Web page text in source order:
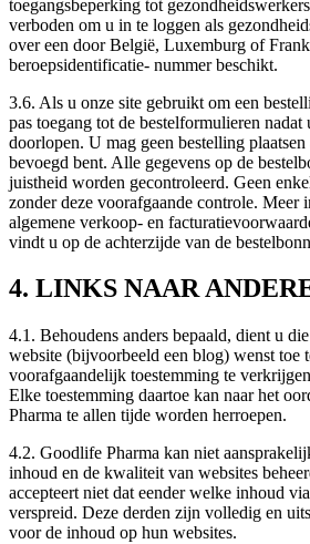
toegangsbeperking tot
verboden om u in te loggen als
over een door België, Luxemburg of
beroepsidentificatie- nummer beschikt.
3.6. Als u onze site gebruikt om een
pas toegang tot de bestelformulieren
doorlopen. U mag geen bestelling plaatsen
bevoegd bent. Alle gegevens op de
juistheid worden gecontroleerd. Geen
zonder deze voorafgaande controle. Meer
algemene verkoop- en
vindt u op de achterzijde van de
4. LINKS NAAR
4.1. Behoudens anders bepaald, dient u
website (bijvoorbeeld een blog) wenst toe
voorafgaandelijk toestemming te
Elke toestemming daartoe kan naar het
Pharma te allen tijde worden herroepen.
4.2. Goodlife Pharma kan niet
inhoud en de kwaliteit van websites
accepteert niet dat eender welke inhoud
verspreid. Deze derden zijn volledig en
voor de inhoud op hun websites.